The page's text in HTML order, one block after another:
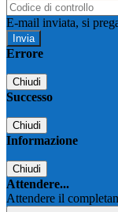
E-mail inviata, si
Errore
Chiudi
Successo
Chiudi
Informazione
Chiudi
Attendere...
Attendere il